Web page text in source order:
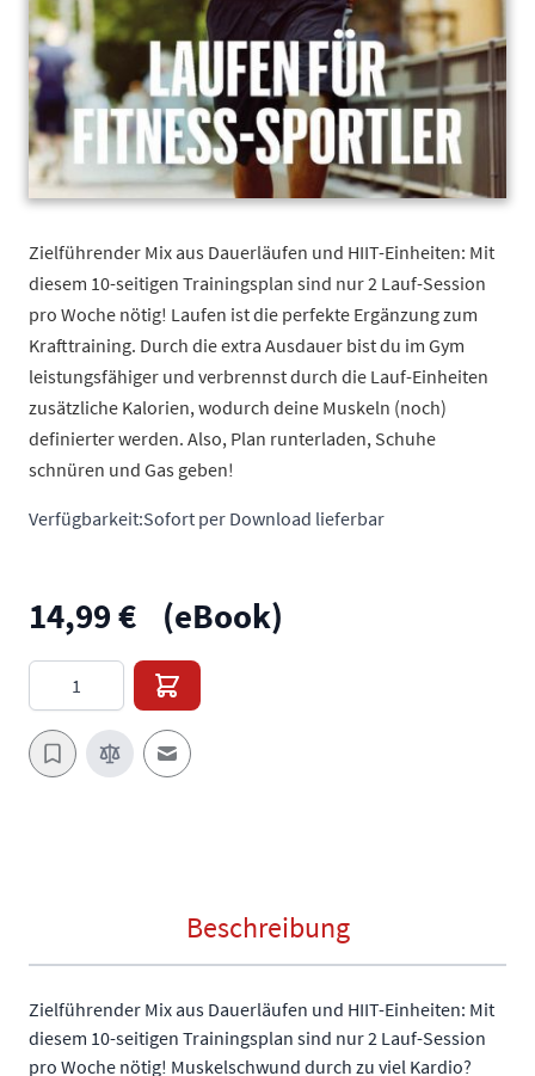
Zielführender Mix aus Dauerläufen und HIIT-Einheiten: Mit
diesem 10-seitigen Trainingsplan sind nur 2 Lauf-Session
pro Woche nötig! Laufen ist die perfekte Ergänzung zum
Krafttraining. Durch die extra Ausdauer bist du im Gym
leistungsfähiger und verbrennst durch die Lauf-Einheiten
zusätzliche Kalorien, wodurch deine Muskeln (noch)
definierter werden. Also, Plan runterladen, Schuhe
schnüren und Gas geben!
Verfügbarkeit:Sofort per Download lieferbar
14,99 € (eBook)
E-Mail an einen Freund
Beschreibung
Zielführender Mix aus Dauerläufen und HIIT-Einheiten: Mit
diesem 10-seitigen Trainingsplan sind nur 2 Lauf-Session
pro Woche nötig! Muskelschwund durch zu viel Kardio?